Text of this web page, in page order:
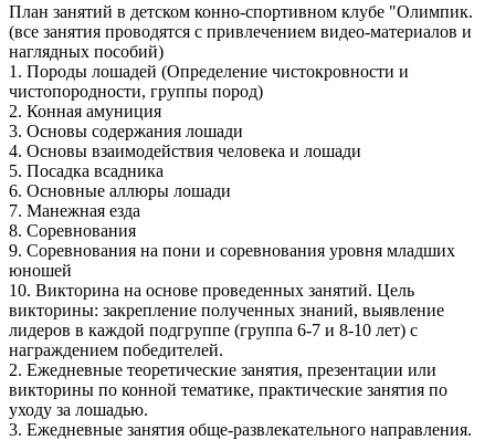
План занятий в детском конно-спортивном клубе "Олимпик.
(все занятия проводятся с привлечением видео-материалов и
наглядных пособий)
1. Породы лошадей (Определение чистокровности и
чистопородности, группы пород)
2. Конная амуниция
3. Основы содержания лошади
4. Основы взаимодействия человека и лошади
5. Посадка всадника
6. Основные аллюры лошади
7. Манежная езда
8. Соревнования
9. Соревнования на пони и соревнования уровня младших
юношей
10. Викторина на основе проведенных занятий. Цель
викторины: закрепление полученных знаний, выявление
лидеров в каждой подгруппе (группа 6-7 и 8-10 лет) с
награждением победителей.
2. Ежедневные теоретические занятия, презентации или
викторины по конной тематике, практические занятия по
уходу за лошадью.
3. Ежедневные занятия обще-развлекательного направления.